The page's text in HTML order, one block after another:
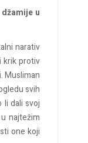
u
narativ
krik protiv
Musliman
svih
li dali svoj
najtežim
one koji